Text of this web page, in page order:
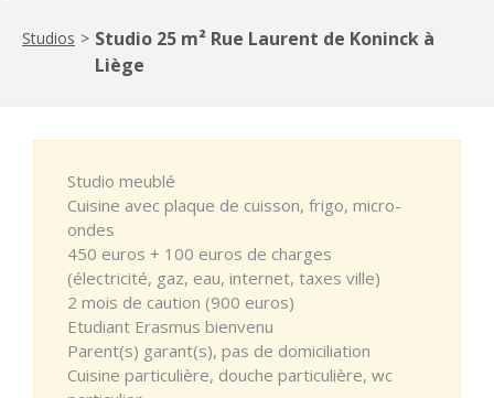
Studios > Studio 25 m² Rue Laurent de Koninck à
Liège
Studio meublé
Cuisine avec plaque de cuisson, frigo, micro-
ondes
450 euros + 100 euros de charges
(électricité, gaz, eau, internet, taxes ville)
2 mois de caution (900 euros)
Etudiant Erasmus bienvenu
Parent(s) garant(s), pas de domiciliation
Cuisine particulière, douche particulière, wc